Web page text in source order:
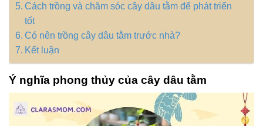
Cách trồng và chăm sóc cây dâu tằm để phát triển
tốt
Có nên trồng cây dâu tằm trước nhà?
Kết luận
Ý nghĩa phong thủy của cây dâu tằm